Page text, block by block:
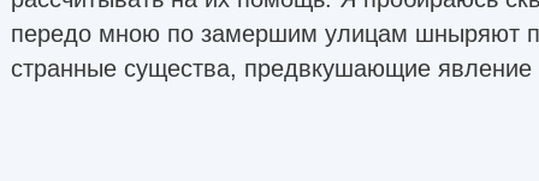
передо мною по замершим улицам шныряют
странные существа, предвкушающие